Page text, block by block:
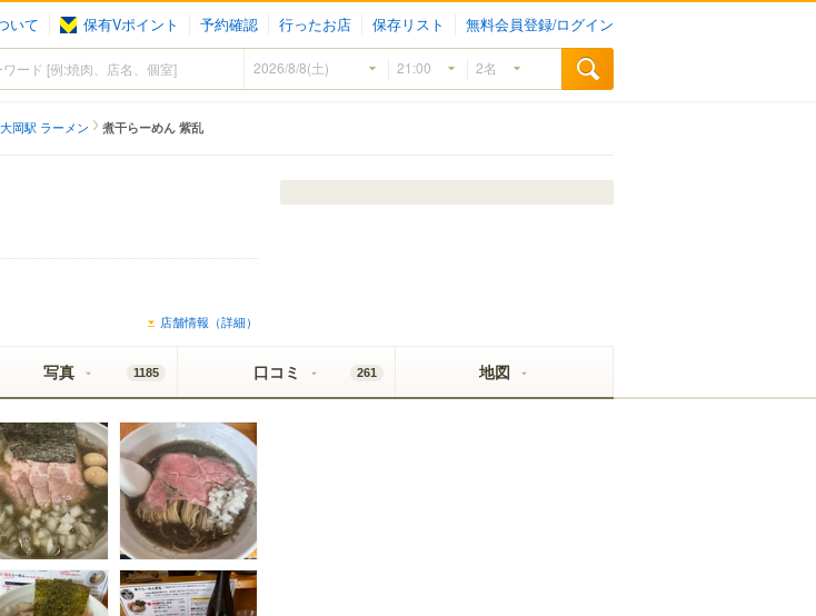
いて 保有Vポイント 予約確認 行ったお店 保存リスト 無料会員登録/ログイン
大岡駅 ラーメン 煮干らーめん 紫乱
店舗情報（詳細）
写真 1185 口コミ 261 地図